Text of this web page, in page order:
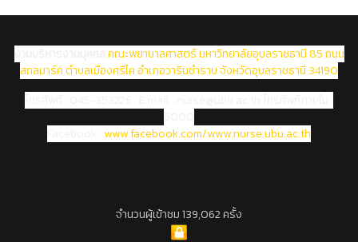
คณะพยาบาลศาสตร์ มหาวิทยาลัยอุบลราชธานี 85 ถนน
สถลมาร์ค ตำบลเมืองศรีไค อำเภอวารินชำราบ จังหวัดอุบลราชธานี 34190
www.facebook.com/www.nurse.ubu.ac.th
จำนวนผู้เข้าชม 139,062 ครั้ง